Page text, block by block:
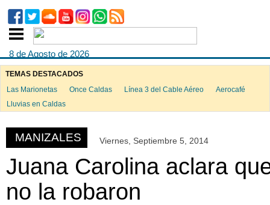
8 de Agosto de 2026
TEMAS DESTACADOS
Las Marionetas
Once Caldas Línea 3 del Cable Aéreo
Aerocafé
Lluvias en Caldas
MANIZALES Viernes, Septiembre 5, 2014
Juana Carolina aclara
no la robaron